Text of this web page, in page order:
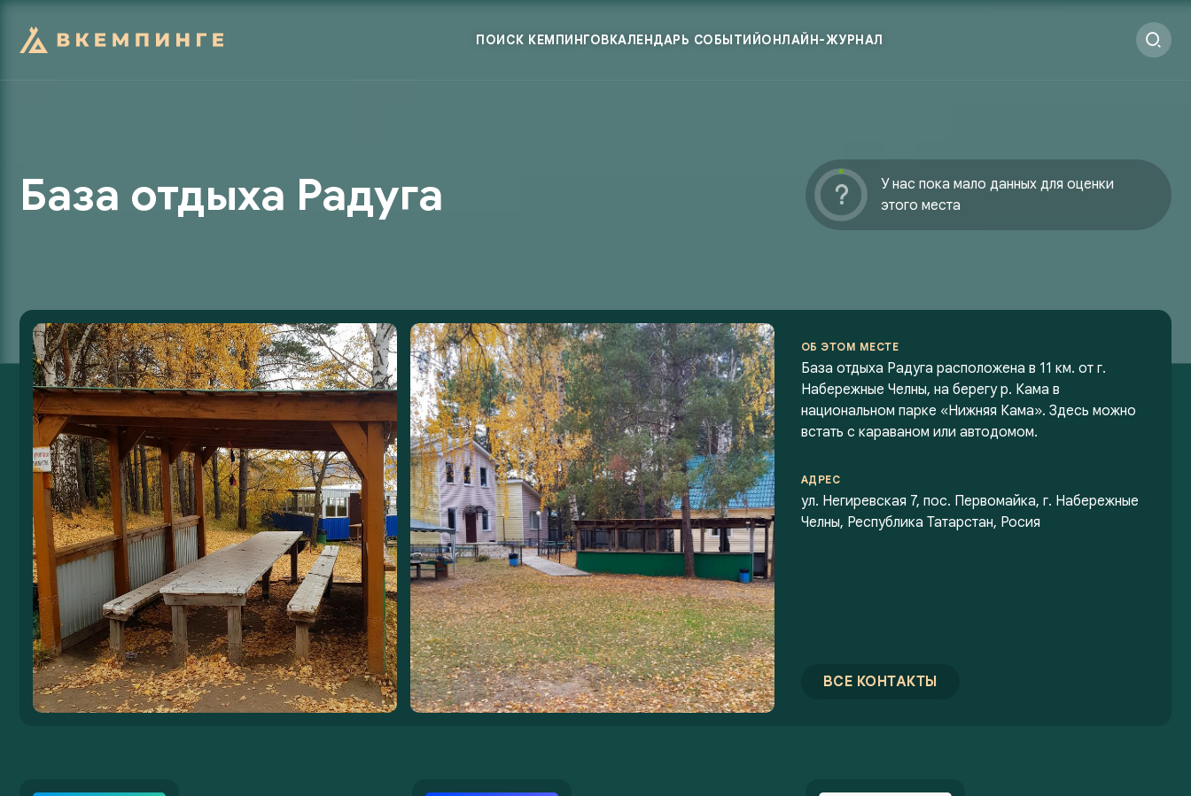
ПОИСК КЕМПИНГОВКАЛЕНДАРЬ СОБЫТИЙОНЛАЙН-ЖУРНАЛ
База отдыха Радуга
У нас пока мало данных для оценки
этого места
ОБ ЭТОМ МЕСТЕ
База отдыха Радуга расположена в 11 км. от г.
Набережные Челны, на берегу р. Кама в
национальном парке «Нижняя Кама». Здесь можно
встать с караваном или автодомом.
АДРЕС
ул. Негиревская 7, пос. Первомайка, г. Набережные
Челны, Республика Татарстан, Росия
ВСЕ КОНТАКТЫ